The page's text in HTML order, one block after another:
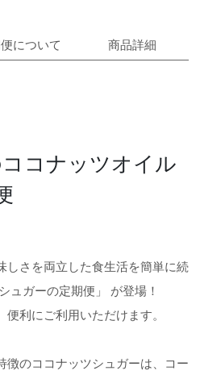
について 商品詳細
コナッツオイル
しさを両立した食生活を簡単に続
ュガーの定期便」 が登場！
利にご利用いただけます。
徴のココナッツシュガーは、コー